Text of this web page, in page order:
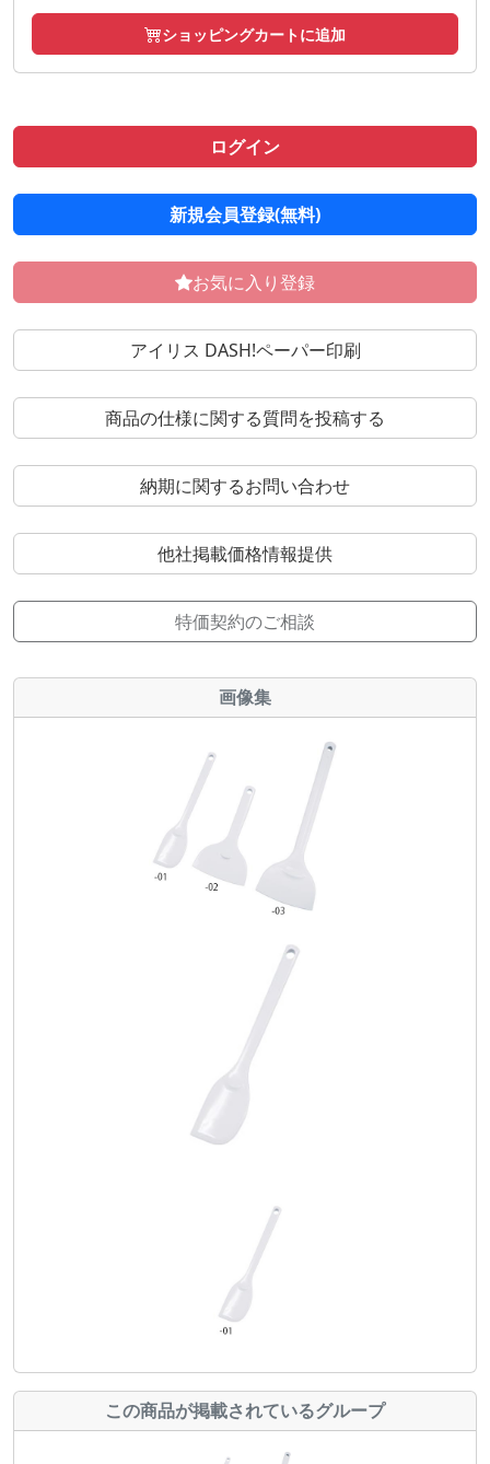
ショッピングカートに追加
ログイン
新規会員登録(無料)
お気に入り登録
アイリス DASH!ペーパー印刷
商品の仕様に関する質問を投稿する
納期に関するお問い合わせ
他社掲載価格情報提供
特価契約のご相談
画像集
この商品が掲載されているグループ